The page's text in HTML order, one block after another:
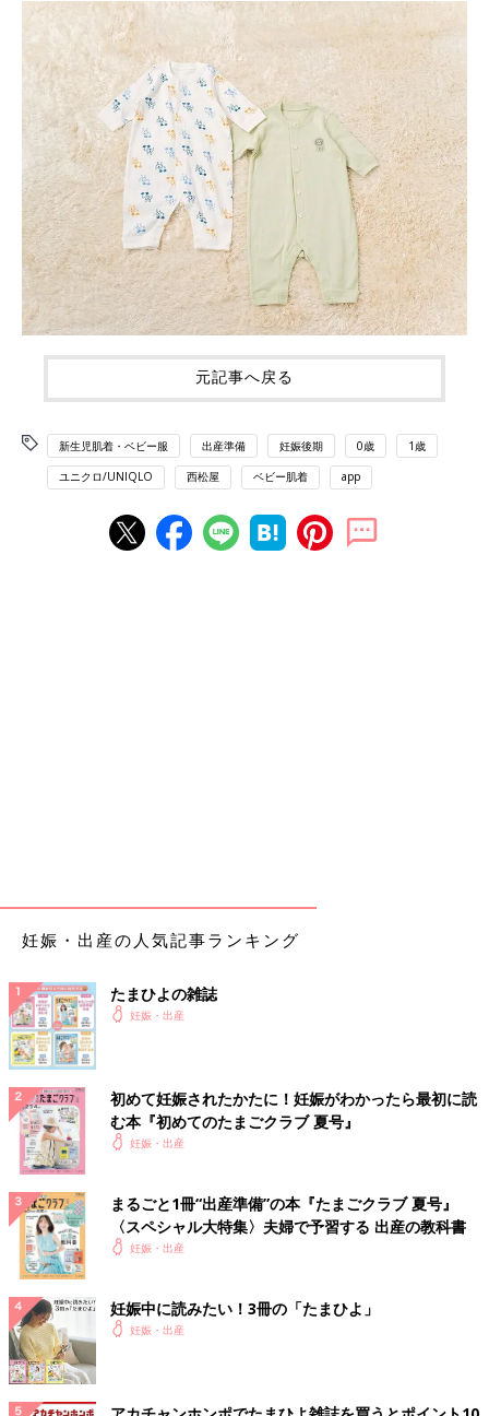
元記事へ戻る
新生児肌着・ベビー服 出産準備 妊娠後期 0歳 1歳
ユニクロ/UNIQLO 西松屋 ベビー肌着 app
妊娠・出産の人気記事ランキング
たまひよの雑誌
妊娠・出産
初めて妊娠されたかたに！妊娠がわかったら最初に読
む本『初めてのたまごクラブ 夏号』
妊娠・出産
まるごと1冊“出産準備”の本『たまごクラブ 夏号』
〈スペシャル大特集〉夫婦で予習する 出産の教科書
妊娠・出産
妊娠中に読みたい！3冊の「たまひよ」
妊娠・出産